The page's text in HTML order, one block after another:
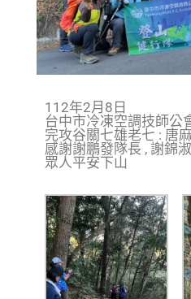
112年2月8日
台中市冷凍空調技師公
完攻谷關七雄老七 : 唐
感謝謝鵬發隊長 , 謝錦
眾人平安下山